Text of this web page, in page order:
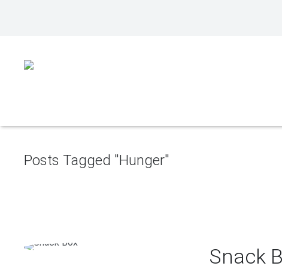
Posts Tagged "Hunger"
Snack